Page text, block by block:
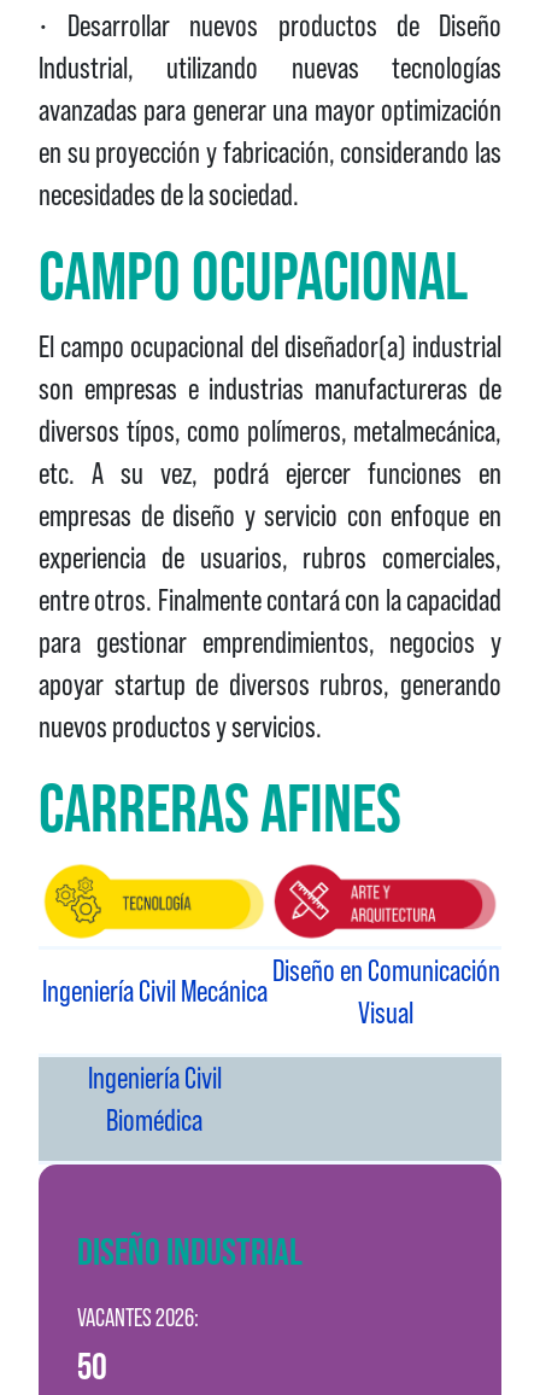
• Desarrollar nuevos productos de Diseño
Industrial, utilizando nuevas tecnologías
avanzadas para generar una mayor optimización
en su proyección y fabricación, considerando las
necesidades de la sociedad.
CAMPO OCUPACIONAL
El campo ocupacional del diseñador(a) industrial
son empresas e industrias manufactureras de
diversos típos, como polímeros, metalmecánica,
etc. A su vez, podrá ejercer funciones en
empresas de diseño y servicio con enfoque en
experiencia de usuarios, rubros comerciales,
entre otros. Finalmente contará con la capacidad
para gestionar emprendimientos, negocios y
apoyar startup de diversos rubros, generando
nuevos productos y servicios.
CARRERAS AFINES
Ingeniería Civil Mecánica
Diseño en Comunicación
Visual
Ingeniería Civil
Biomédica
DISEÑO INDUSTRIAL
VACANTES 2026:
50